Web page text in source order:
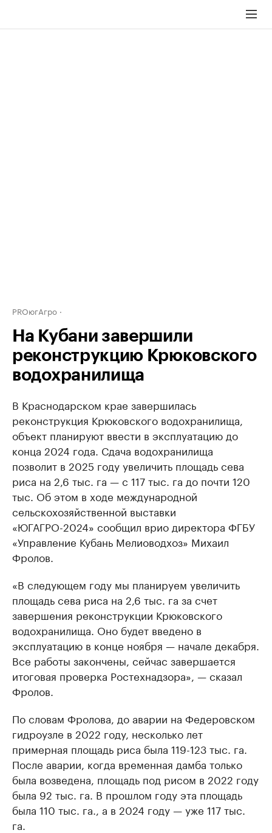
PROюгАгро
На Кубани завершили
реконструкцию Крюковского
водохранилища
В Краснодарском крае завершилась
реконструкция Крюковского водохранилища,
объект планируют ввести в эксплуатацию до
конца 2024 года. Сдача водохранилища
позволит в 2025 году увеличить площадь сева
риса на 2,6 тыс. га — с 117 тыс. га до почти 120
тыс. Об этом в ходе международной
сельскохозяйственной выставки
«ЮГАГРО-2024» сообщил врио директора ФГБУ
«Управление Кубань Мелиоводхоз» Михаил
Фролов.
«В следующем году мы планируем увеличить
площадь сева риса на 2,6 тыс. га за счет
завершения реконструкции Крюковского
водохранилища. Оно будет введено в
эксплуатацию в конце ноября — начале декабря.
Все работы закончены, сейчас завершается
итоговая проверка Ростехнадзора», — сказал
Фролов.
По словам Фролова, до аварии на Федеровском
гидроузле в 2022 году, несколько лет
примерная площадь риса была 119-123 тыс. га.
После аварии, когда временная дамба только
была возведена, площадь под рисом в 2022 году
была 92 тыс. га. В прошлом году эта площадь
была 110 тыс. га., а в 2024 году — уже 117 тыс.
га.